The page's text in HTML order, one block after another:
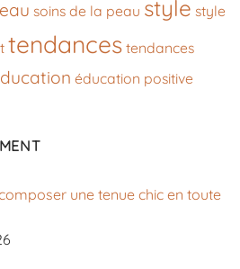
soins de la peau style style
tendances tendances
éducation positive
une tenue chic en toute